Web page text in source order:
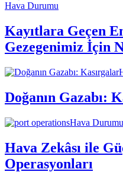
Hava Durumu
Kayıtlara Geçen
Gezegenimiz İçin
Doğanın Gazabı:
Hava Durumu
Hava Zekâsı ile
Operasyonları